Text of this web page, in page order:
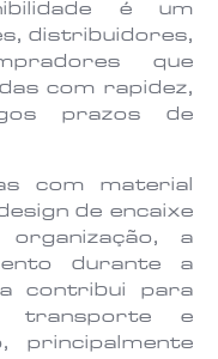
é um
distribuidores,
que
com rapidez,
prazos de
com material
de encaixe
a
durante a
contribui para
transporte e
principalmente